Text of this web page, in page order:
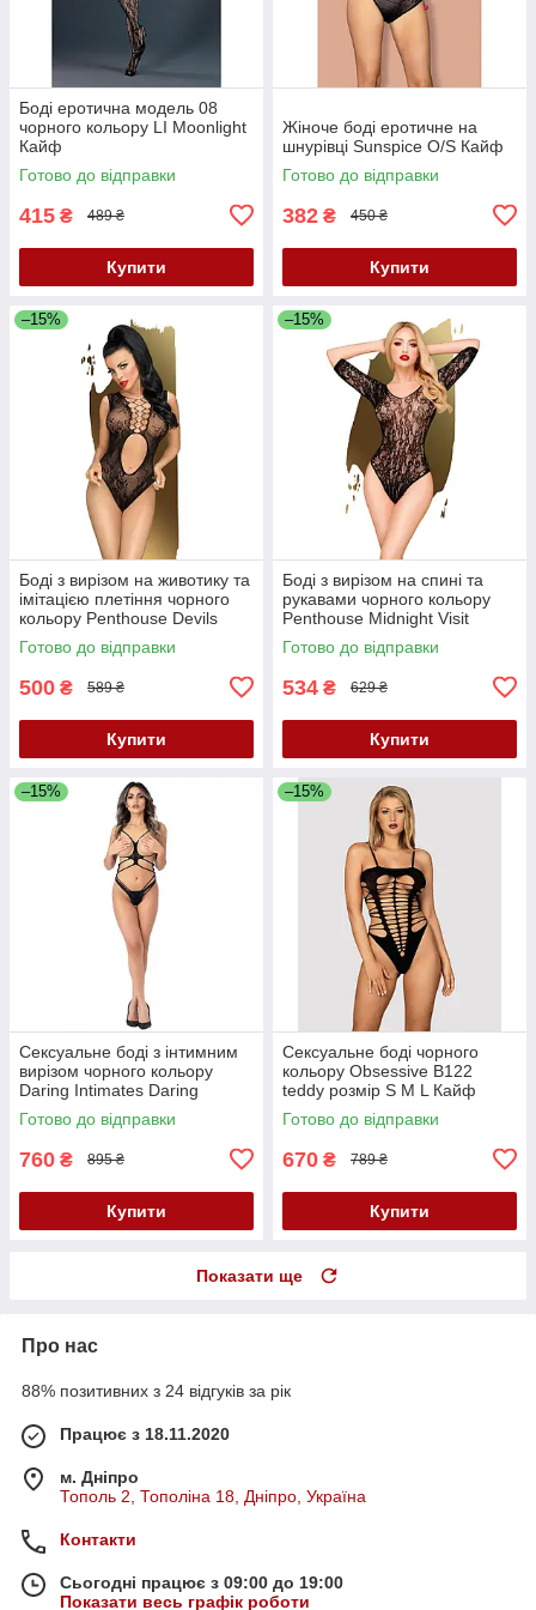
Боді еротична модель 08
чорного кольору LI Moonlight
Кайф
Готово до відправки
415 ₴ 489 ₴
Купити
Жіноче боді еротичне на
шнурівці Sunspice O/S Кайф
Готово до відправки
382 ₴ 450 ₴
Купити
–15%
Боді з вирізом на животику та
імітацією плетіння чорного
кольору Penthouse Devils
Advocate розміри S L Кайф
Готово до відправки
500 ₴ 589 ₴
Купити
–15%
Боді з вирізом на спині та
рукавами чорного кольору
Penthouse Midnight Visit
розміри S L Кайф
Готово до відправки
534 ₴ 629 ₴
Купити
–15%
Сексуальне боді з інтимним
вирізом чорного кольору
Daring Intimates Daring
Intimates Strappy Open Cup
Body розмір One size Кайф
Готово до відправки
760 ₴ 895 ₴
Купити
–15%
Сексуальне боді чорного
кольору Obsessive B122
teddy розмір S M L Кайф
Готово до відправки
670 ₴ 789 ₴
Купити
Показати ще
Про нас
88% позитивних з 24 відгуків за рік
Працює з 18.11.2020
м. Дніпро
Тополь 2, Тополіна 18, Дніпро, Україна
Контакти
Сьогодні працює з 09:00 до 19:00
Показати весь графік роботи